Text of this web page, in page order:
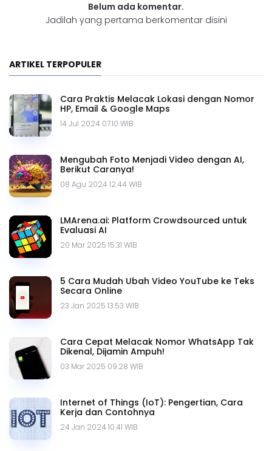
Belum ada komentar.
Jadilah yang pertama berkomentar disini
ARTIKEL TERPOPULER
Cara Praktis Melacak Lokasi dengan Nomor
HP, Email & Google Maps
14 Jul 2024 07.10 WIB
Mengubah Foto Menjadi Video dengan AI,
Berikut Caranya!
08 Agu 2024 12.44 WIB
LMArena.ai: Platform Crowdsourced untuk
Evaluasi AI
20 Mar 2025 15.31 WIB
5 Cara Mudah Ubah Video YouTube ke Teks
Secara Online
23 Jan 2025 13.53 WIB
Cara Cepat Melacak Nomor WhatsApp Tak
Dikenal, Dijamin Ampuh!
03 Mar 2025 09.28 WIB
Internet of Things (IoT): Pengertian, Cara
Kerja dan Contohnya
24 Jan 2024 10.41 WIB